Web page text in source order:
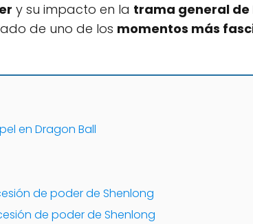
y su impacto en la trama general de
de uno de los momentos más
en Dragon Ball
de poder de Shenlong
de poder de Shenlong